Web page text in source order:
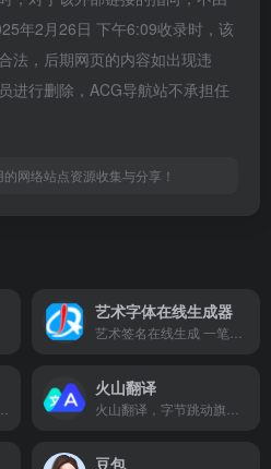
年2月26日 下午6:09收录时，该
法，后期网页的内容如出现违
进行删除，ACG导航站不承担任
网络站点资源收集与分享！
艺术字体在线生成器
火山翻译
豆包